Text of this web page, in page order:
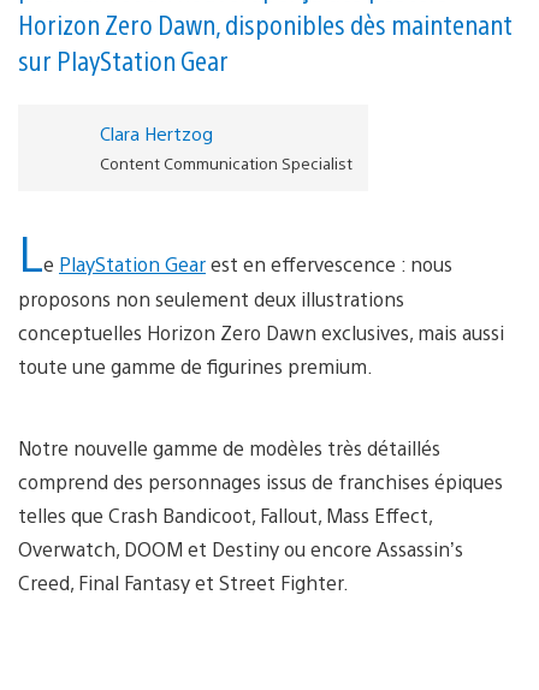
Horizon Zero Dawn, disponibles dès maintenant
sur PlayStation Gear
Clara Hertzog
Content Communication Specialist
Le PlayStation Gearest en effervescence : nous
proposons non seulement deux illustrations
conceptuelles Horizon Zero Dawn exclusives, mais aussi
toute une gamme de figurines premium.
Notre nouvelle gamme de modèles très détaillés
comprend des personnages issus de franchises épiques
telles que Crash Bandicoot, Fallout, Mass Effect,
Overwatch, DOOM et Destiny ou encore Assassin’s
Creed, Final Fantasy et Street Fighter.